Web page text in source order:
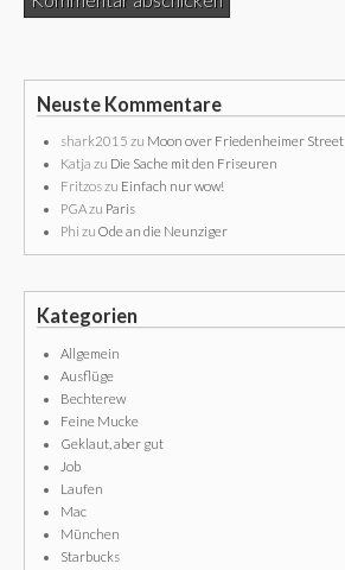
Neuste Kommentare
shark2015 zu Moon over Friedenheimer Street
Katja zu Die Sache mit den Friseuren
Fritzoszu Einfach nur wow!
PGAzu Paris
Phi zu Ode an die Neunziger
Kategorien
Allgemein
Ausflüge
Bechterew
Feine Mucke
Geklaut, aber gut
Job
Laufen
Mac
München
Starbucks